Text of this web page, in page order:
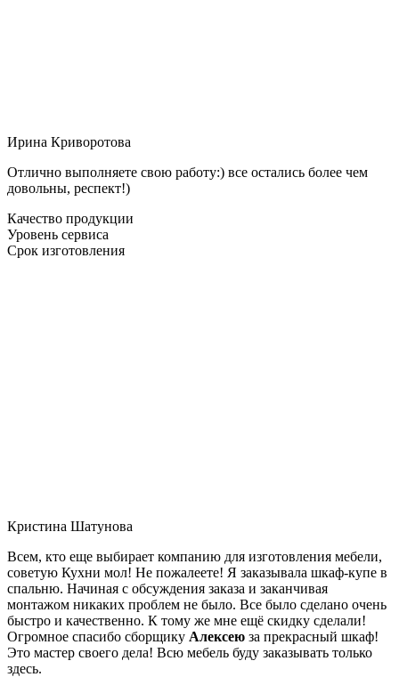
Ирина Криворотова
Отлично выполняете свою работу:) все остались более чем
довольны, респект!)
Качество продукции
Уровень сервиса
Срок изготовления
Кристина Шатунова
Всем, кто еще выбирает компанию для изготовления мебели,
советую Кухни мол! Не пожалеете! Я заказывала шкаф-купе в
спальню. Начиная с обсуждения заказа и заканчивая
монтажом никаких проблем не было. Все было сделано очень
быстро и качественно. К тому же мне ещё скидку сделали!
Огромное спасибо сборщику Алексею за прекрасный шкаф!
Это мастер своего дела! Всю мебель буду заказывать только
здесь.